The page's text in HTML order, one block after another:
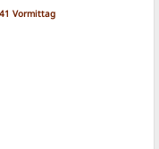
Vormittag